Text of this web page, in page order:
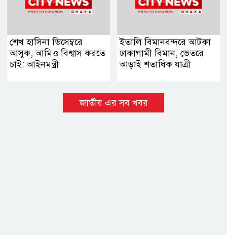
শেখ হাসিনা ডিসেম্বরে
আসুক, আমিও বিশ্বাস করতে
চাই: আইনমন্ত্রী
ইতালি বিমানবন্দরে আটকা
ঢাকাগামী বিমান, ভেতরে
আড়াই শতাধিক যাত্রী
জাতীয় এর সব খবর